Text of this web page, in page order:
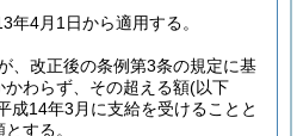
年4月1日から適用する。
、改正後の条例第3条の規定に基
わらず、その超える額(以下
成14年3月に支給を受けることと
する。